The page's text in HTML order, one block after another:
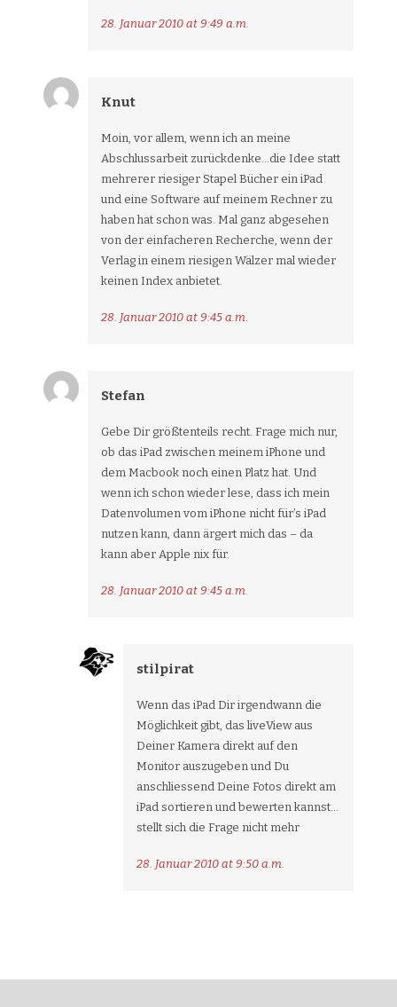
28. Januar 2010 at 9:49 a.m.
Knut
Moin, vor allem, wenn ich an meine
Abschlussarbeit zurückdenke…die Idee statt
mehrerer riesiger Stapel Bücher ein iPad
und eine Software auf meinem Rechner zu
haben hat schon was. Mal ganz abgesehen
von der einfacheren Recherche, wenn der
Verlag in einem riesigen Wälzer mal wieder
keinen Index anbietet.
28. Januar 2010 at 9:45 a.m.
Stefan
Gebe Dir größtenteils recht. Frage mich nur,
ob das iPad zwischen meinem iPhone und
dem Macbook noch einen Platz hat. Und
wenn ich schon wieder lese, dass ich mein
Datenvolumen vom iPhone nicht für’s iPad
nutzen kann, dann ärgert mich das – da
kann aber Apple nix für.
28. Januar 2010 at 9:45 a.m.
stilpirat
Wenn das iPad Dir irgendwann die
Möglichkeit gibt, das liveView aus
Deiner Kamera direkt auf den
Monitor auszugeben und Du
anschliessend Deine Fotos direkt am
iPad sortieren und bewerten kannst…
stellt sich die Frage nicht mehr
28. Januar 2010 at 9:50 a.m.